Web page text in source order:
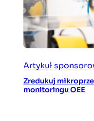
Artykuł
Zredukuj
monitoringu OEE